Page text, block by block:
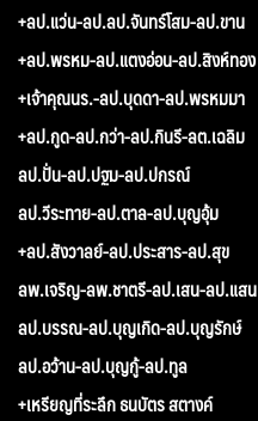
+ลป.แว่น-ลป.ลป.จันทร์โสม-ลป.ขาน
+ลป.พรหม-ลป.แตงอ่อน-ลป.สิงห์ทอง
+เจ้าคุณนร.-ลป.บุดดา-ลป.พรหมมา
+ลป.กูด-ลป.กว่า-ลป.กินรี-ลต.เฉลิม
ลป.ปั่น-ลป.ปฐม-ลป.ปกรณ์
ลป.วีระทาย-ลป.ตาล-ลป.บุญอุ้ม
+ลป.สังวาลย์-ลป.ประสาร-ลป.สุข
ลพ.เจริญ-ลพ.ชาตรี-ลป.เสน-ลป.แสน
ลป.บรรณ-ลป.บุญเกิด-ลป.บุญรักษ์
ลป.อว้าน-ลป.บุญกู้-ลป.ทูล
+เหรียญที่ระลึก ธนบัตร สตางค์